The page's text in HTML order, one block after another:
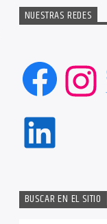
NUESTRAS REDES
BUSCAR EN EL SITIO